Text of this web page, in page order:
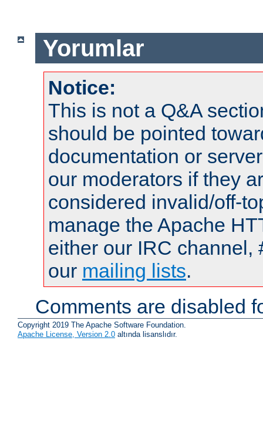
Yorumlar
Notice:
This is not a Q&A
should be pointed
documentation or
our moderators if they
considered invalid/off-
manage the Apache
either our IRC channel,
our mailing lists.
Comments are disabled
Copyright 2019 The Apache Software Foundation.
Apache License, Version 2.0 altında lisanslıdır.